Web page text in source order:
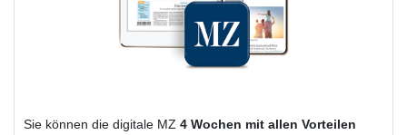
Sie können die digitale MZ 4 Wochen mit allen Vorteilen